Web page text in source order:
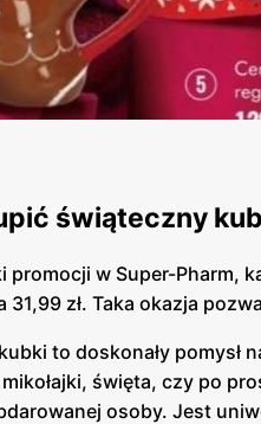
świąteczny
promocji w Super-Pharm,
31,99 zł. Taka okazja
to doskonały
święta, czy po
osoby. Jest